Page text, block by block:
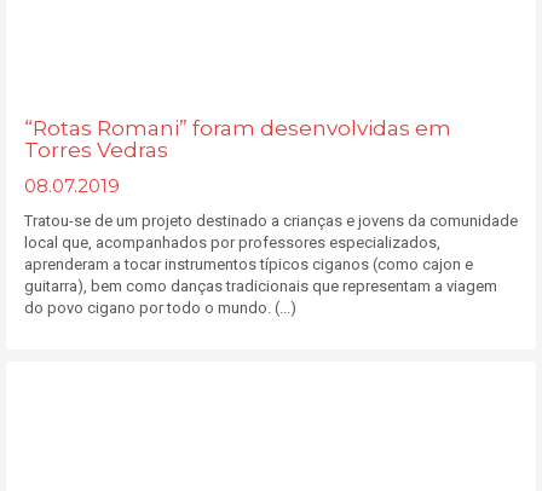
“Rotas Romani” foram desenvolvidas em
Torres Vedras
08.07.2019
Tratou-se de um projeto destinado a crianças e jovens da comunidade
local que, acompanhados por professores especializados,
aprenderam a tocar instrumentos típicos ciganos (como cajon e
guitarra), bem como danças tradicionais que representam a viagem
do povo cigano por todo o mundo. (...)